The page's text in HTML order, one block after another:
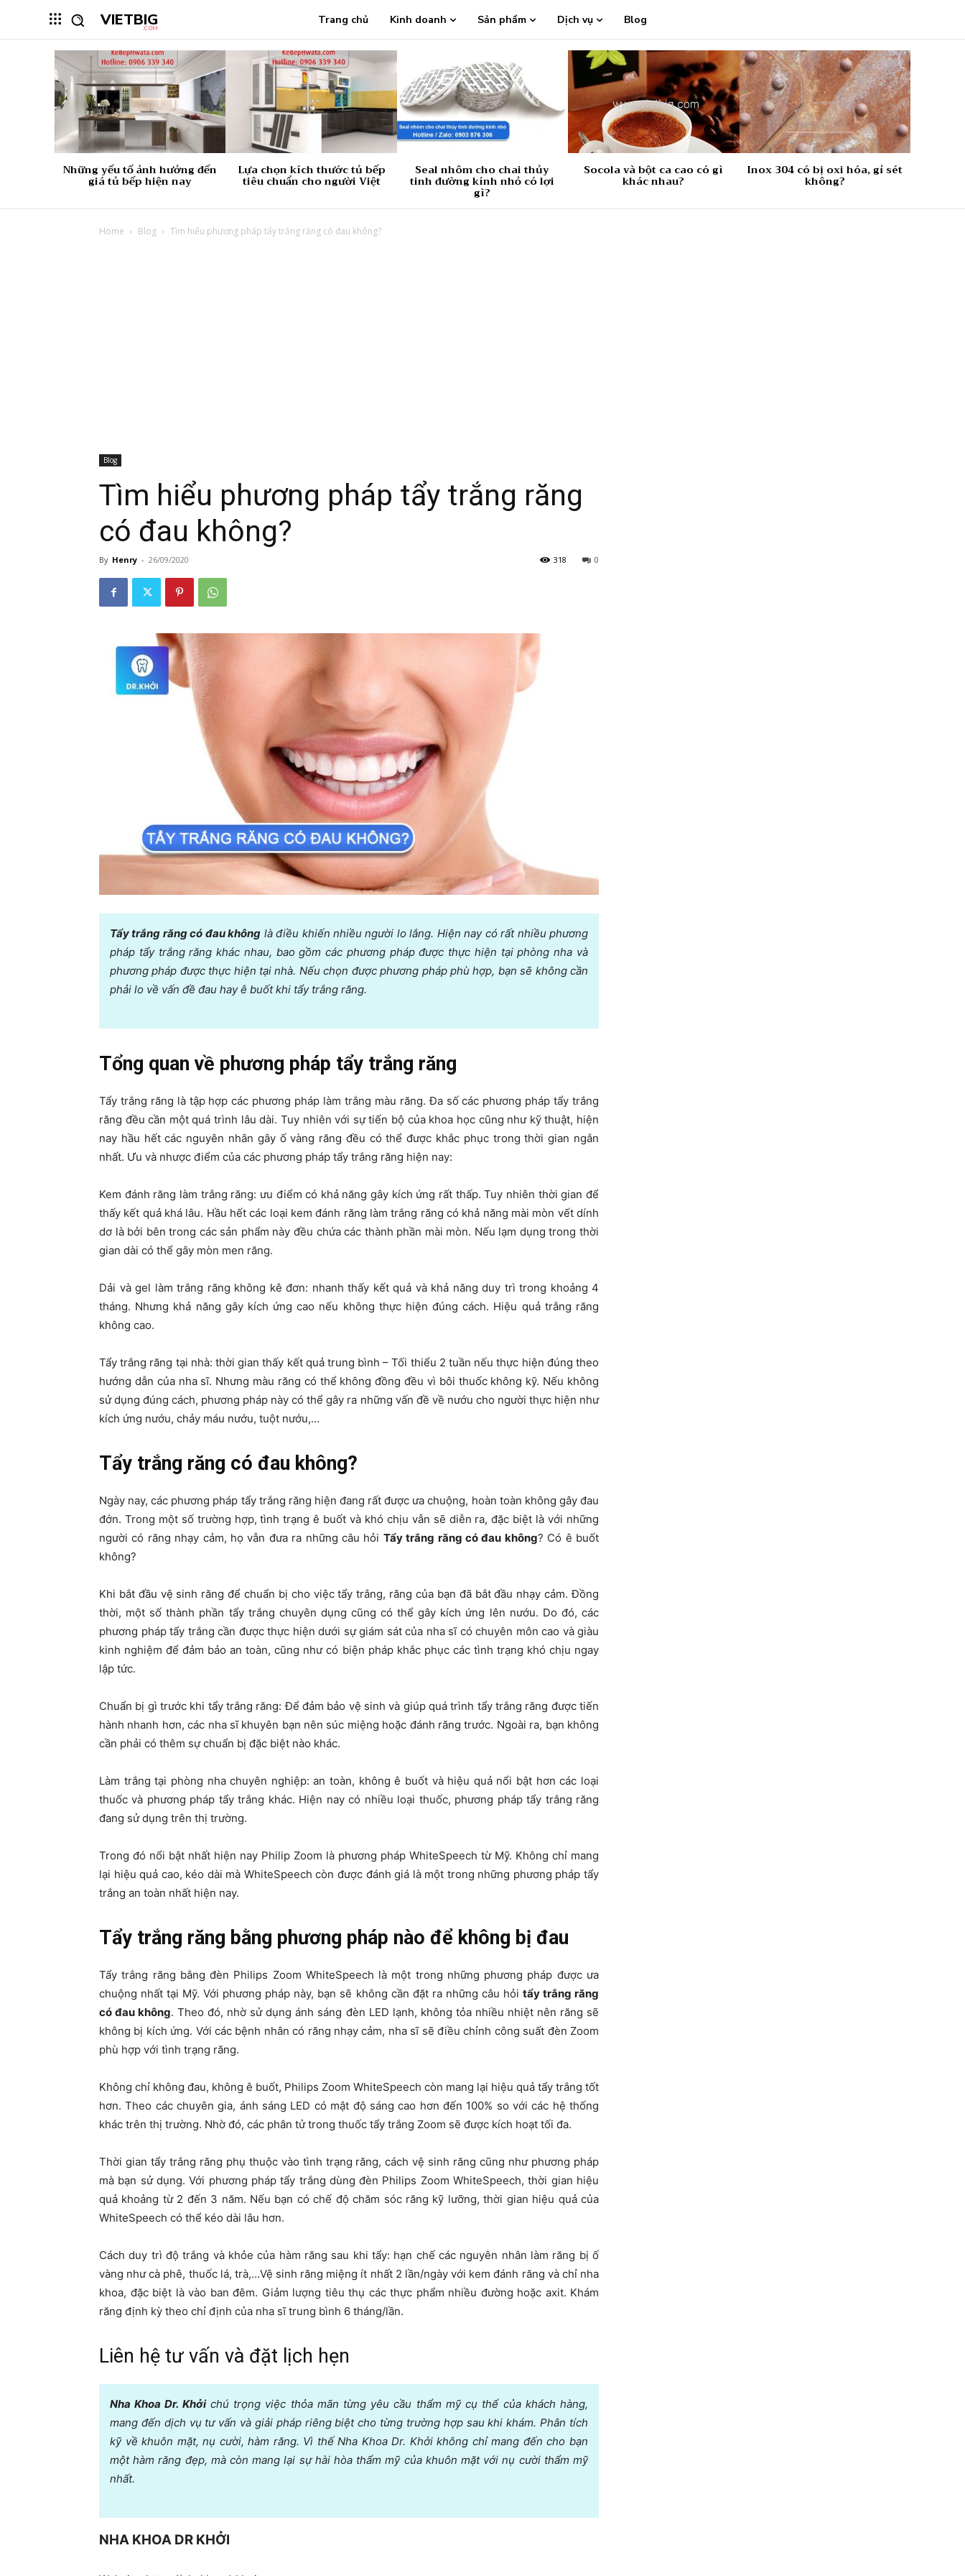
VIETBIG
.COM
Trang chủ Kinh doanh Sản phẩm Dịch vụ Blog
Những yếu tố ảnh hưởng đến
giá tủ bếp hiện nay
Lựa chọn kích thước tủ bếp
tiêu chuẩn cho người Việt
Seal nhôm cho chai thủy
tinh đường kính nhỏ có lợi
gì?
Socola và bột ca cao có gì
khác nhau?
Inox 304 có bị oxi hóa, gỉ sét
không?
Home Blog Tìm hiểu phương pháp tẩy trắng răng có đau không?
Blog
Tìm hiểu phương pháp tẩy trắng răng
có đau không?
By Henry - 26/09/2020 0
318
Tẩy trắng răng có đau không là điều khiến nhiều người lo lắng. Hiện nay có rất nhiều phương
pháp tẩy trắng răng khác nhau, bao gồm các phương pháp được thực hiện tại phòng nha và
phương pháp được thực hiện tại nhà. Nếu chọn được phương pháp phù hợp, bạn sẽ không cần
phải lo về vấn đề đau hay ê buốt khi tẩy trắng răng.
Tổng quan về phương pháp tẩy trắng răng
Tẩy trắng răng là tập hợp các phương pháp làm trắng màu răng. Đa số các phương pháp tẩy trắng
răng đều cần một quá trình lâu dài. Tuy nhiên với sự tiến bộ của khoa học cũng như kỹ thuật, hiện
nay hầu hết các nguyên nhân gây ố vàng răng đều có thể được khắc phục trong thời gian ngắn
nhất. Ưu và nhược điểm của các phương pháp tẩy trắng răng hiện nay:
Kem đánh răng làm trắng răng: ưu điểm có khả năng gây kích ứng rất thấp. Tuy nhiên thời gian để
thấy kết quả khá lâu. Hầu hết các loại kem đánh răng làm trắng răng có khả năng mài mòn vết dính
dơ là bởi bên trong các sản phẩm này đều chứa các thành phần mài mòn. Nếu lạm dụng trong thời
gian dài có thể gây mòn men răng.
Dải và gel làm trắng răng không kê đơn: nhanh thấy kết quả và khả năng duy trì trong khoảng 4
tháng. Nhưng khả năng gây kích ứng cao nếu không thực hiện đúng cách. Hiệu quả trắng răng
không cao.
Tẩy trắng răng tại nhà: thời gian thấy kết quả trung bình – Tối thiểu 2 tuần nếu thực hiện đúng theo
hướng dẫn của nha sĩ. Nhưng màu răng có thể không đồng đều vì bôi thuốc không kỹ. Nếu không
sử dụng đúng cách, phương pháp này có thể gây ra những vấn đề về nướu cho người thực hiện như
kích ứng nướu, chảy máu nướu, tuột nướu,…
Tẩy trắng răng có đau không?
Ngày nay, các phương pháp tẩy trắng răng hiện đang rất được ưa chuộng, hoàn toàn không gây đau
đớn. Trong một số trường hợp, tình trạng ê buốt và khó chịu vẫn sẽ diễn ra, đặc biệt là với những
người có răng nhạy cảm, họ vẫn đưa ra những câu hỏi Tẩy trắng răng có đau không? Có ê buốt
không?
Khi bắt đầu vệ sinh răng để chuẩn bị cho việc tẩy trắng, răng của bạn đã bắt đầu nhạy cảm. Đồng
thời, một số thành phần tẩy trắng chuyên dụng cũng có thể gây kích ứng lên nướu. Do đó, các
phương pháp tẩy trắng cần được thực hiện dưới sự giám sát của nha sĩ có chuyên môn cao và giàu
kinh nghiệm để đảm bảo an toàn, cũng như có biện pháp khắc phục các tình trạng khó chịu ngay
lập tức.
Chuẩn bị gì trước khi tẩy trắng răng: Để đảm bảo vệ sinh và giúp quá trình tẩy trắng răng được tiến
hành nhanh hơn, các nha sĩ khuyên bạn nên súc miệng hoặc đánh răng trước. Ngoài ra, bạn không
cần phải có thêm sự chuẩn bị đặc biệt nào khác.
Làm trắng tại phòng nha chuyên nghiệp: an toàn, không ê buốt và hiệu quả nổi bật hơn các loại
thuốc và phương pháp tẩy trắng khác. Hiện nay có nhiều loại thuốc, phương pháp tẩy trắng răng
đang sử dụng trên thị trường.
Trong đó nổi bật nhất hiện nay Philip Zoom là phương pháp WhiteSpeech từ Mỹ. Không chỉ mang
lại hiệu quả cao, kéo dài mà WhiteSpeech còn được đánh giá là một trong những phương pháp tẩy
trắng an toàn nhất hiện nay.
Tẩy trắng răng bằng phương pháp nào để không bị đau
Tẩy trắng răng bằng đèn Philips Zoom WhiteSpeech là một trong những phương pháp được ưa
chuộng nhất tại Mỹ. Với phương pháp này, bạn sẽ không cần đặt ra những câu hỏi tẩy trắng răng
có đau không. Theo đó, nhờ sử dụng ánh sáng đèn LED lạnh, không tỏa nhiều nhiệt nên răng sẽ
không bị kích ứng. Với các bệnh nhân có răng nhạy cảm, nha sĩ sẽ điều chỉnh công suất đèn Zoom
phù hợp với tình trạng răng.
Không chỉ không đau, không ê buốt, Philips Zoom WhiteSpeech còn mang lại hiệu quả tẩy trắng tốt
hơn. Theo các chuyên gia, ánh sáng LED có mật độ sáng cao hơn đến 100% so với các hệ thống
khác trên thị trường. Nhờ đó, các phân tử trong thuốc tẩy trắng Zoom sẽ được kích hoạt tối đa.
Thời gian tẩy trắng răng phụ thuộc vào tình trạng răng, cách vệ sinh răng cũng như phương pháp
mà bạn sử dụng. Với phương pháp tẩy trắng dùng đèn Philips Zoom WhiteSpeech, thời gian hiệu
quả khoảng từ 2 đến 3 năm. Nếu bạn có chế độ chăm sóc răng kỹ lưỡng, thời gian hiệu quả của
WhiteSpeech có thể kéo dài lâu hơn.
Cách duy trì độ trắng và khỏe của hàm răng sau khi tẩy: hạn chế các nguyên nhân làm răng bị ố
vàng như cà phê, thuốc lá, trà,…Vệ sinh răng miệng ít nhất 2 lần/ngày với kem đánh răng và chỉ nha
khoa, đặc biệt là vào ban đêm. Giảm lượng tiêu thụ các thực phẩm nhiều đường hoặc axit. Khám
răng định kỳ theo chỉ định của nha sĩ trung bình 6 tháng/lần.
Liên hệ tư vấn và đặt lịch hẹn
Nha Khoa Dr. Khởichú trọng việc thỏa mãn từng yêu cầu thẩm mỹ cụ thể của khách hàng,
mang đến dịch vụ tư vấn và giải pháp riêng biệt cho từng trường hợp sau khi khám. Phân tích
kỹ về khuôn mặt, nụ cười, hàm răng. Vì thế Nha Khoa Dr. Khởi không chỉ mang đến cho bạn
một hàm răng đẹp, mà còn mang lại sự hài hòa thẩm mỹ của khuôn mặt với nụ cười thẩm mỹ
nhất.
NHA KHOA DR KHỞI